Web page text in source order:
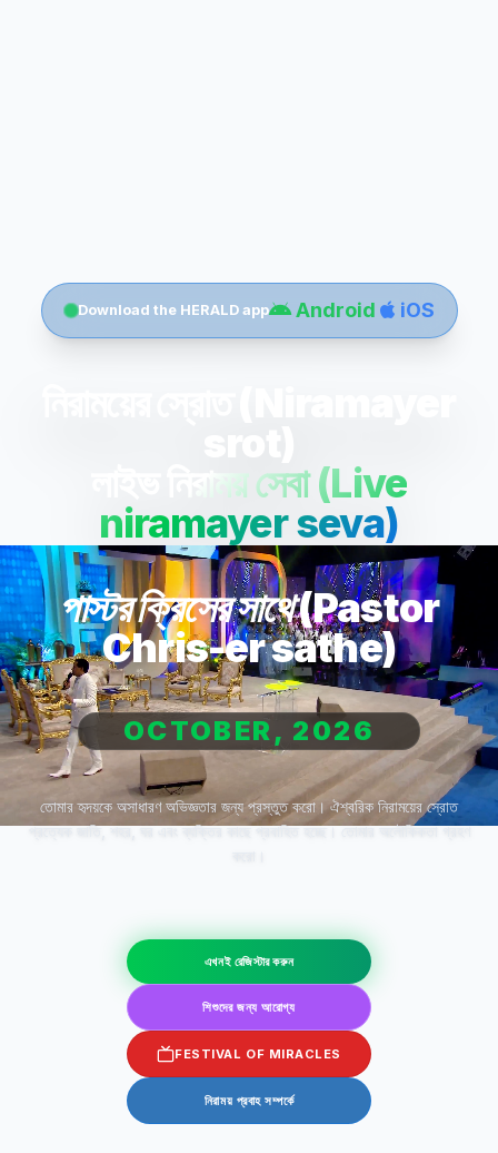
Download the HERALD app Android iOS
লাইভ নিরাময় সেবা (Live
niramayer seva)
পাস্টর ক্রিসের সাথে (Pastor
Chris-er sathe)
OCTOBER, 2026
তোমার হৃদয়কে অসাধারণ অভিজ্ঞতার জন্য প্রস্তুত করো। ঐশ্বরিক নিরাময়ের স্রোত
প্রত্যেক জাতি, শহর, ঘর এবং ব্যক্তির কাছে প্রবাহিত হচ্ছে। তোমার অলৌকিকতা গ্রহণ
এখনই রেজিস্টার করুন
শিশুদের জন্য আরোগ্য
FESTIVAL OF MIRACLES
নিরাময় প্রবাহ সম্পর্কে